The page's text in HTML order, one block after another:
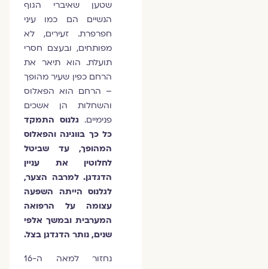
שטען שאיברי הגוף
הנשיים הם כמו עיני
חפרפרת. זעירים, לא
מפותחים, ובעצם חסרי
תועלת. הוא תיאר את
הרחם כפין שעיר מהופך
– הרחם הוא הפאלוס
והשחלות הן אשכים
פנימיים.גלנוס התמקד
כל כך בווגינה והפאלוס
המהופך, עד שביטל
לחלוטין את עניין
הדגדגן. למרבה הצער,
לגלנוס הייתה השפעה
עצומה על הרפואה
המערבית ובמשך אלפי
שנים, נותר הדגדגן בצל.
נחזור למאה ה-16